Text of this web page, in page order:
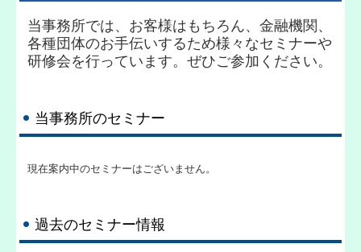
交通案内
相続税はこちらから
所得税の改正
交通案内
経営革新等支援機関とは
当事務所では、お客様はもちろん、金融機関、
各種団体のお手伝いするため様々なセミナーや
研修会を行っています。ぜひご参加ください。
当事務所のセミナー
現在案内中のセミナーはございません。
過去のセミナー情報